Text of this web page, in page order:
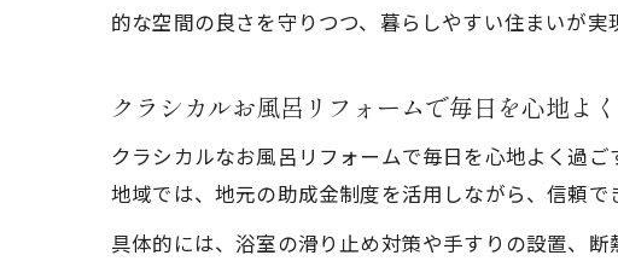
的な空間の良さを守りつつ、暮らしやすい住まいが実
クラシカルお風呂リフォームで毎日を心地よ
クラシカルなお風呂リフォームで毎日を心地よく過
地域では、地元の助成金制度を活用しながら、信頼で
具体的には、浴室の滑り止め対策や手すりの設置、